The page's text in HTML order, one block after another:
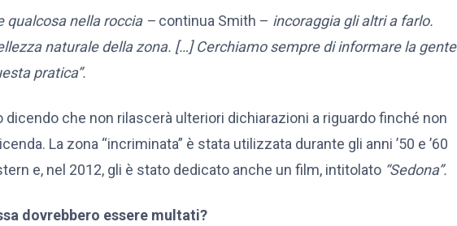
qualcosa nella roccia – continua Smith – incoraggia gli altri a farlo.
naturale della zona. […] Cerchiamo sempre di informare la gente
pratica”.
che non rilascerà ulteriori dichiarazioni a riguardo finché non
La zona “incriminata” è stata utilizzata durante gli anni ’50 e ’60
e, nel 2012, gli è stato dedicato anche un film, intitolato “Sedona”.
dovrebbero essere multati?